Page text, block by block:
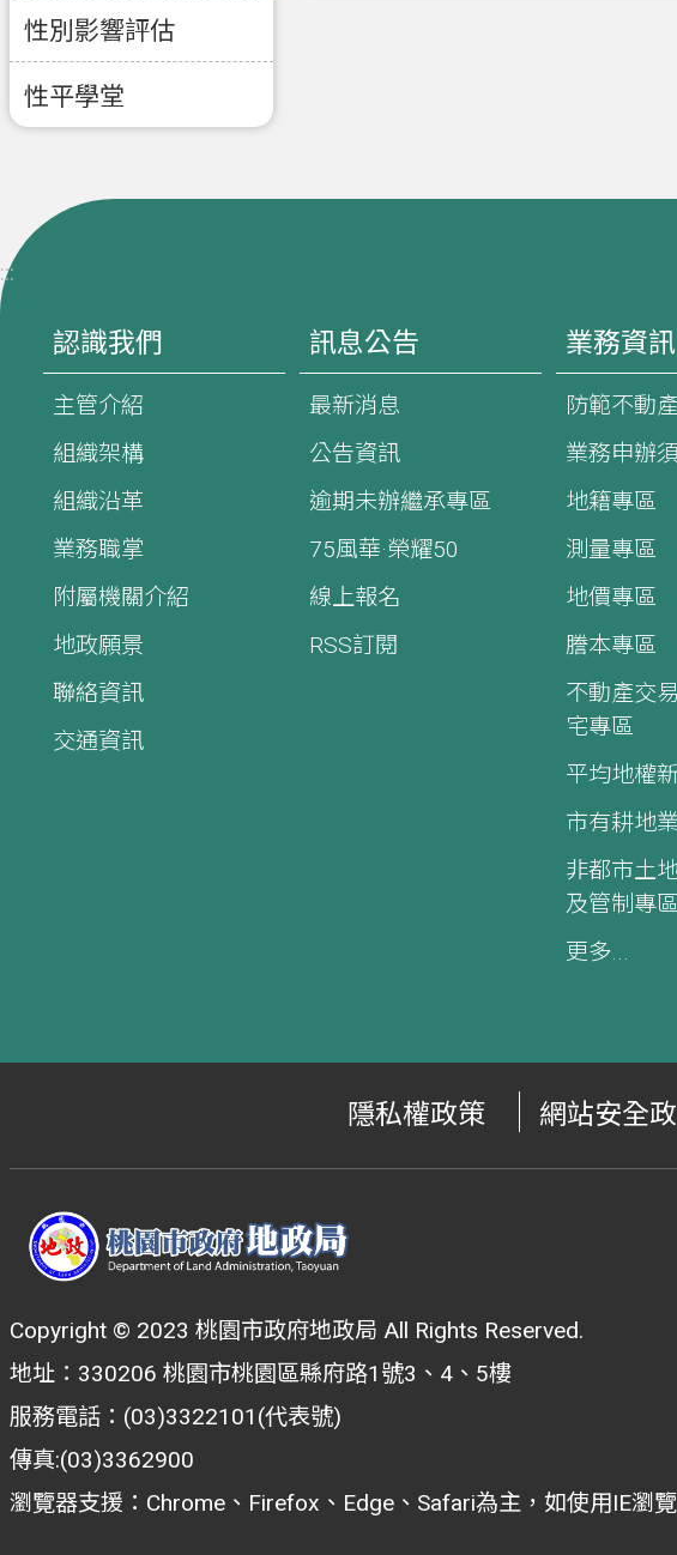
性別影響評估
性平學堂
:::
認識我們
主管介紹
組織架構
組織沿革
業務職掌
附屬機關介紹
地政願景
聯絡資訊
交通資訊
訊息公告
最新消息
公告資訊
逾期未辦繼承專區
75風華·榮耀50
線上報名
RSS訂閱
業務資訊
防範不動
業務申辦
地籍專區
測量專區
地價專區
謄本專區
不動產交
宅專區
平均地權
市有耕地
非都市土
及管制專
更多...
隱私權政策 網站安全
Copyright © 2023 桃園市政府地政局 All Rights Reserved.
地址：330206 桃園市桃園區縣府路1號3、4、5樓
服務電話：(03)3322101(代表號)
傳真:(03)3362900
瀏覽器支援：Chrome、Firefox、Edge、Safari為主，如使用IE瀏